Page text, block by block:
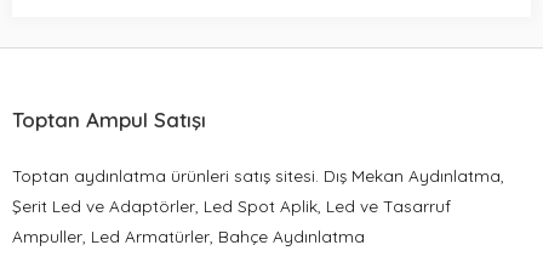
Toptan Ampul Satışı
Toptan aydınlatma ürünleri satış sitesi. Dış Mekan Aydınlatma,
Şerit Led ve Adaptörler, Led Spot Aplik, Led ve Tasarruf
Ampuller, Led Armatürler, Bahçe Aydınlatma